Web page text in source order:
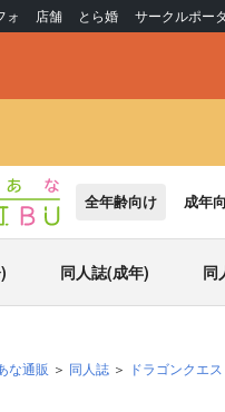
ォ 店舗 とら婚 サークルポー
全年齢向け 成年
同人誌(成年) 同
な通販 同人誌 ドラゴンクエス